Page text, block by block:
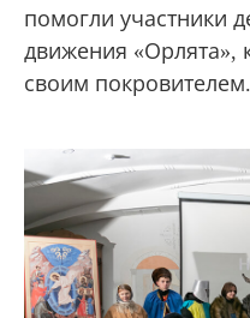
помогли участники
движения «Орлята»,
своим покровителем.